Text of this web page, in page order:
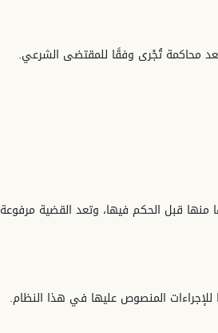
محاكمة تُجْرى وفقًا للمقتضى الشرعي.
قبل الحكم فيها، وتعد القضية مرفوعة
المنصوص عليها في هذا النظام.